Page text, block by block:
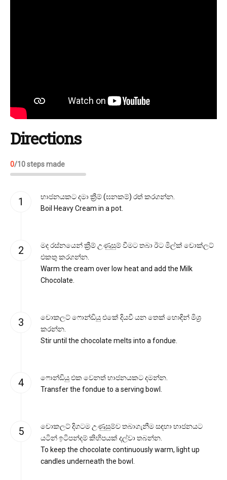
Directions
0/10steps made
භාජනයකට දමා ක්‍රීම් (ඝනකම්) රත් කරගන්න.
Boil Heavy Cream in a pot.
මද රස්නයෙන් ක්‍රීම් උණුසුම් වීමට තබා ඊට මිල්ක් චොක්ලට්
එකතු කරගන්න.
Warm the cream over low heat and add the Milk
Chocolate.
චොකලට් ෆොන්ඩියු එකේ දියවී යන තෙක් හොඳින් මිශ්‍ර
කරන්න.
Stir until the chocolate melts into a fondue.
ෆොන්ඩියු එක වෙනත් භාජනයකට දමන්න.
Transfer the fondue to a serving bowl.
චොකලට් දිගටම උණුසුම්ව තබාගැනීම සඳහා භාජනයට
යටින් ඉටිපන්දම් කිහිපයක් දල්වා තබන්න.
To keep the chocolate continuously warm, light up
candles underneath the bowl.